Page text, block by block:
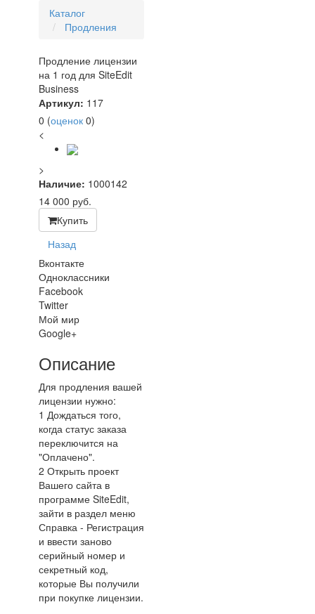
Каталог
Продления
Продление лицензии
на 1 год для SiteEdit
Business
Артикул: 117
0 (оценок 0)
<
>
Наличие: 1000142
14 000 руб.
Купить
Назад
Вконтакте
Одноклассники
Facebook
Twitter
Мой мир
Google+
Описание
Для продления вашей
лицензии нужно:
1 Дождаться того,
когда статус заказа
переключится на
"Оплачено".
2 Открыть проект
Вашего сайта в
программе SiteEdit,
зайти в раздел меню
Справка - Регистрация
и ввести заново
серийный номер и
секретный код,
которые Вы получили
при покупке лицензии.